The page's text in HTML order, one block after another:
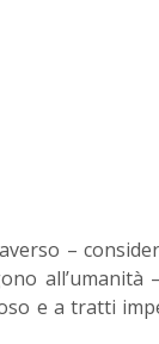
–
e a tratti